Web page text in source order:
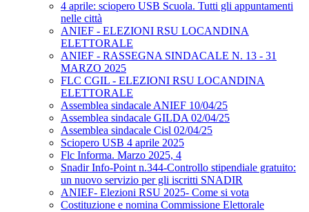
4 aprile: sciopero USB Scuola. Tutti gli appuntamenti
nelle città
ANIEF - ELEZIONI RSU LOCANDINA
ELETTORALE
ANIEF - RASSEGNA SINDACALE N. 13 - 31
MARZO 2025
FLC CGIL - ELEZIONI RSU LOCANDINA
ELETTORALE
Assemblea sindacale ANIEF 10/04/25
Assemblea sindacale GILDA 02/04/25
Assemblea sindacale Cisl 02/04/25
Sciopero USB 4 aprile 2025
Flc Informa. Marzo 2025, 4
Snadir Info-Point n.344-Controllo stipendiale gratuito:
un nuovo servizio per gli iscritti SNADIR
ANIEF- Elezioni RSU 2025- Come si vota
Costituzione e nomina Commissione Elettorale